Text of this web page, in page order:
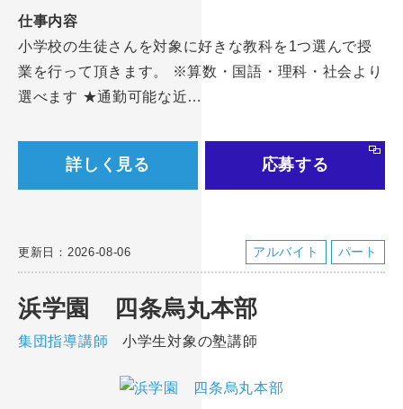
仕事内容
小学校の生徒さんを対象に好きな教科を1つ選んで授
業を行って頂きます。 ※算数・国語・理科・社会より
選べます ★通勤可能な近…
詳しく見る 応募する
更新日：2026-08-06 アルバイト パート
浜学園 四条烏丸本部
集団指導講師 小学生対象の塾講師